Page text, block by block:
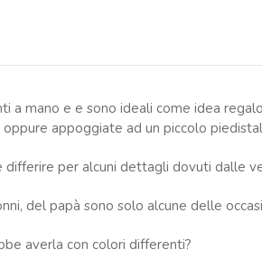
a mano e e sono ideali come idea
appoggiate ad un piccolo
per alcuni dettagli dovuti dalle
del papà sono solo alcune delle
averla con colori differenti?